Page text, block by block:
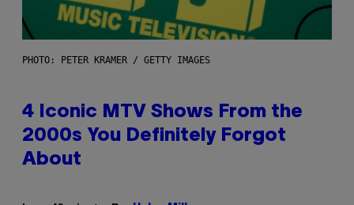
PHOTO: PETER KRAMER / GETTY IMAGES
4 Iconic MTV Shows From the
2000s You Definitely Forgot
About